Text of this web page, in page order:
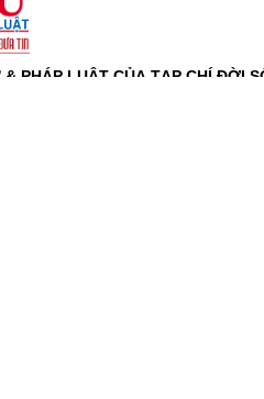
& PHÁP LUẬT CỦA TẠP CHÍ ĐỜI